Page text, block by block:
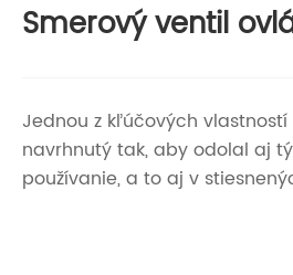
Smerový ventil
Jednou z kľúčových
navrhnutý tak, aby odolal aj
používanie, a to aj v